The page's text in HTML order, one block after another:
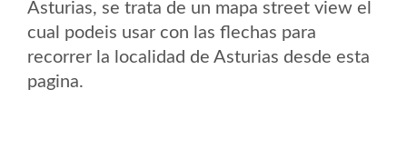
Asturias, se trata de un mapa street view el
cual podeis usar con las flechas para
recorrer la localidad de Asturias desde esta
pagina.